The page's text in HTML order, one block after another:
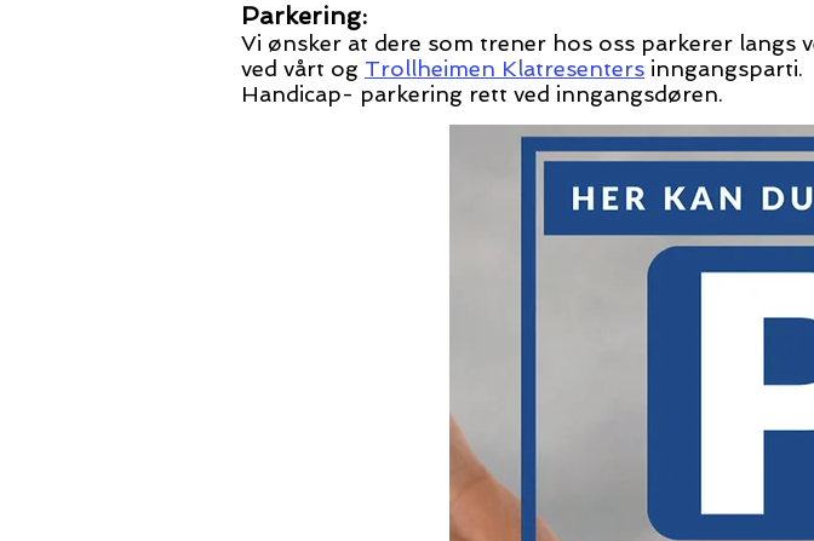
Parkering:
Vi ønsker at dere som trener hos oss parkerer langs
ved vårt og Trollheimen Klatresenters inngangsparti.
Handicap- parkering rett ved inngangsdøren.